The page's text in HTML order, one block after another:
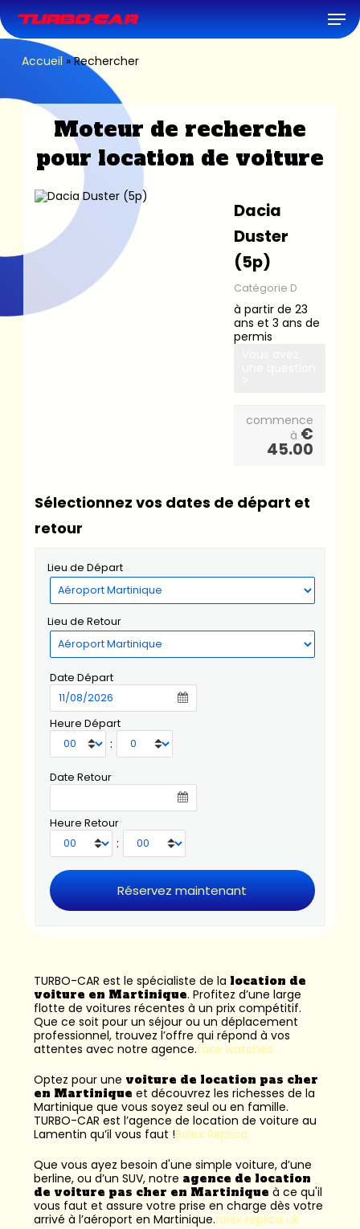
to
main
content
Accueil »Rechercher
Moteur de recherche
pour location de voiture
Dacia
Duster
(5p)
Catégorie D
à partir de 23
ans et 3 ans de
permis
commence
à €
45.00
Sélectionnez vos dates de départ et
retour
Lieu de Départ
Lieu de Retour
Date Départ
Heure Départ
:
Date Retour
Heure Retour
:
TURBO-CAR est le spécialiste de la location de
voiture en Martinique. Profitez d’une large
flotte de voitures récentes à un prix compétitif.
Que ce soit pour un séjour ou un déplacement
professionnel, trouvez l’offre qui répond à vos
attentes avec notre agence.fake watches
Optez pour une voiture de location pas cher
en Martinique et découvrez les richesses de la
Martinique que vous soyez seul ou en famille.
TURBO-CAR est l’agence de location de voiture au
Lamentin qu’il vous faut !Rolex Replica
Que vous ayez besoin d'une simple voiture, d’une
berline, ou d’un SUV, notre agence de location
de voiture pas cher en Martinique à ce qu'il
vous faut et assure votre prise en charge dès votre
arrivé à l’aéroport en Martinique.rolex replica uk